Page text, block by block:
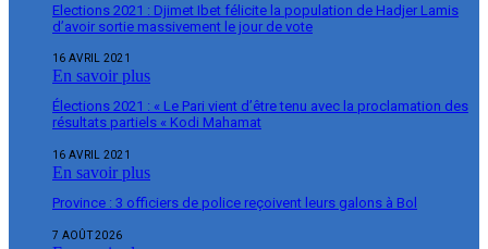
Elections 2021 : Djimet Ibet félicite la population de Hadjer Lamis
d’avoir sortie massivement le jour de vote
16 AVRIL 2021
En savoir plus
Élections 2021 : « Le Pari vient d’être tenu avec la proclamation des
résultats partiels « Kodi Mahamat
16 AVRIL 2021
En savoir plus
Province : 3 officiers de police reçoivent leurs galons à Bol
7 AOÛT 2026